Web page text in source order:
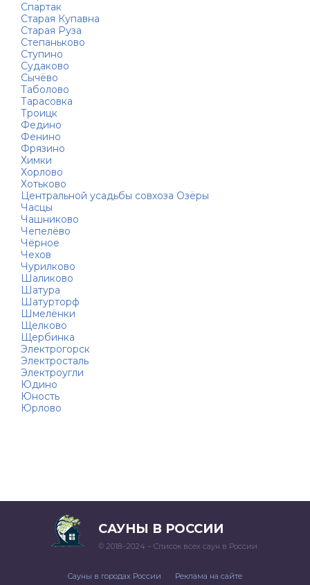
Спартак
Старая Купавна
Старая Руза
Степаньково
Ступино
Судаково
Сычёво
Таболово
Тарасовка
Троицк
Федино
Фенино
Фрязино
Химки
Хорлово
Хотьково
Центральной усадьбы совхоза Озёры
Часцы
Чашниково
Чепелёво
Чёрное
Чехов
Чурилково
Шаликово
Шатура
Шатурторф
Шмелёнки
Щелково
Щербинка
Электрогорск
Электросталь
Электроугли
Юдино
Юность
Юрлово
САУНЫ В РОССИИ
© 2018–2024 – Список всех саун в России
Сауны в городах России Реклама на сайте